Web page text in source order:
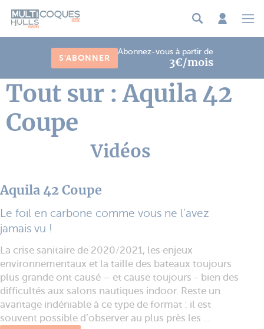
S'ABONNER
Abonnez-vous à partir de
3€/mois
Tout sur : Aquila 42
Coupe
Vidéos
Aquila 42 Coupe
Le foil en carbone comme vous ne l’avez
jamais vu !
La crise sanitaire de 2020/2021, les enjeux
environnementaux et la taille des bateaux toujours
plus grande ont causé – et cause toujours - bien des
difficultés aux salons nautiques indoor. Reste un
avantage indéniable à ce type de format : il est
souvent possible d’observer au plus près les ...